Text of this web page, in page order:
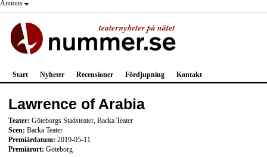
Annons
Start Nyheter Recensioner Fördjupning Kontakt
Lawrence of Arabia
Teater: Göteborgs Stadsteater, Backa Teater
Scen: Backa Teater
Premiärdatum: 2019-05-11
Premiärort: Göteborg